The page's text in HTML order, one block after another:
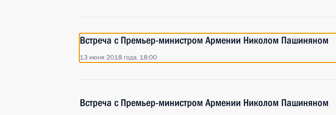
Встреча с Премьер-министром Армении Николом Пашиняном
13 июня 2018 года, 18:00
Встреча с Премьер-министром Армении Николом Пашиняном